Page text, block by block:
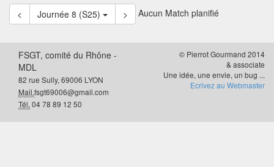
< Journée 8 (S25) > Aucun Match planifié
FSGT, comité du Rhône -
MDL
82 rue Sully, 69006 LYON
Mail.fsgt69006@gmail.com
Tél. 04 78 89 12 50
© Pierrot Gourmand 2014
& associate
Une idée, une envie, un bug ...
Ecrivez au Webmaster